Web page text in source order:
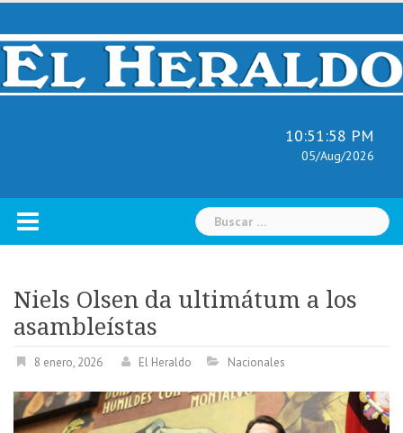
Skip
content
10:51:59 PM
05/Aug/2026
Buscar:
Niels Olsen da ultimátum a los
asambleístas
8 enero, 2026 El Heraldo Nacionales